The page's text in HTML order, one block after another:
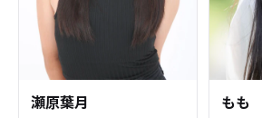
瀬原葉月 もも